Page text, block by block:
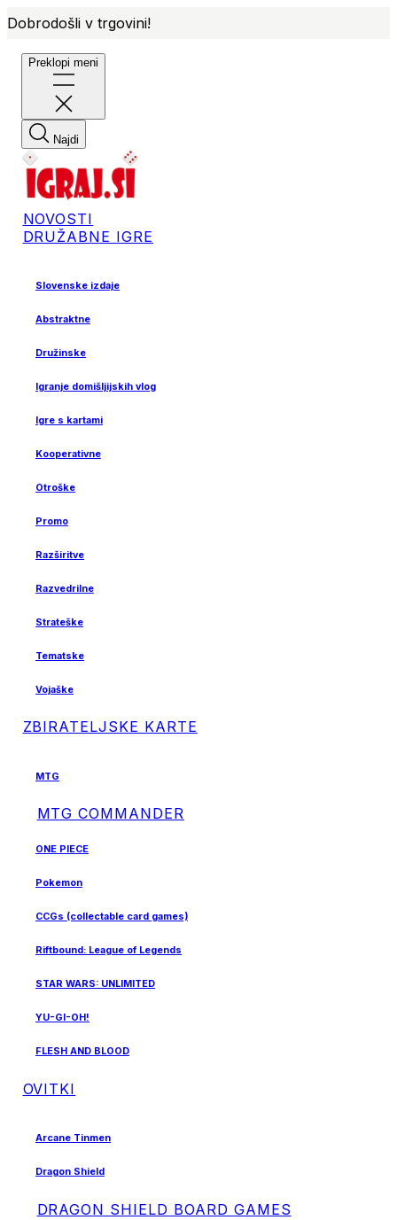
Dobrodošli v trgovini!
Preklopi meni
Najdi
NOVOSTI
DRUŽABNE IGRE
Slovenske izdaje
Abstraktne
Družinske
Igranje domišljijskih vlog
Igre s kartami
Kooperativne
Otroške
Promo
Razširitve
Razvedrilne
Strateške
Tematske
Vojaške
ZBIRATELJSKE KARTE
MTG
MTG COMMANDER
ONE PIECE
Pokemon
CCGs (collectable card games)
Riftbound: League of Legends
STAR WARS: UNLIMITED
YU-GI-OH!
FLESH AND BLOOD
OVITKI
Arcane Tinmen
Dragon Shield
DRAGON SHIELD BOARD GAMES